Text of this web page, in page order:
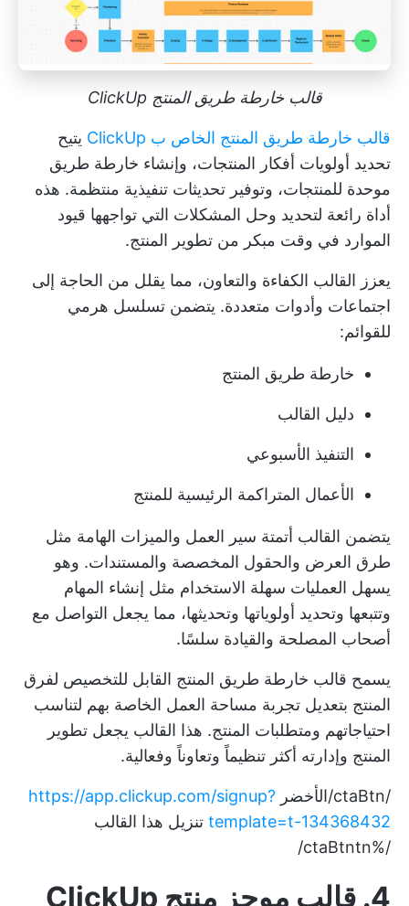
قالب خارطة طريق المنتج ClickUp
قالب خارطة طريق المنتج الخاص ب ClickUp
يتيح
تحديد أولويات أفكار المنتجات، وإنشاء خارطة طريق
موحدة للمنتجات، وتوفير تحديثات تنفيذية منتظمة. هذه
أداة رائعة لتحديد وحل المشكلات التي تواجهها قيود
الموارد في وقت مبكر من تطوير المنتج.
يعزز القالب الكفاءة والتعاون، مما يقلل من الحاجة إلى
اجتماعات وأدوات متعددة. يتضمن تسلسل هرمي
للقوائم:
خارطة طريق المنتج
دليل القالب
التنفيذ الأسبوعي
الأعمال المتراكمة الرئيسية للمنتج
يتضمن القالب أتمتة سير العمل والميزات الهامة مثل
طرق العرض والحقول المخصصة والمستندات. وهو
يسهل العمليات سهلة الاستخدام مثل إنشاء المهام
وتتبعها وتحديد أولوياتها وتحديثها، مما يجعل التواصل مع
أصحاب المصلحة والقيادة سلسًا.
يسمح قالب خارطة طريق المنتج القابل للتخصيص لفرق
المنتج بتعديل تجربة مساحة العمل الخاصة بهم لتناسب
احتياجاتهم ومتطلبات المنتج. هذا القالب يجعل تطوير
المنتج وإدارته أكثر تنظيماً وتعاوناً وفعالية.
/ctaBtn/الأخضر
https://app.clickup.com/signup?
template=t-134368432 تنزيل هذا القالب
/%ctaBtntn/
4. قالب موجز منتج ClickUp